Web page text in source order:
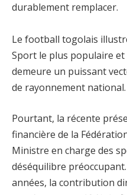
durablement remplacer.
Le football togolais
Sport le plus populaire
demeure un puissant
de rayonnement national.
Pourtant, la récente
financière de la
Ministre en charge des
déséquilibre
années, la contribution